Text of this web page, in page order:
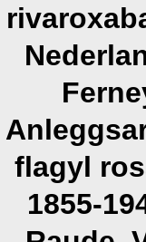
flagyl
1855-